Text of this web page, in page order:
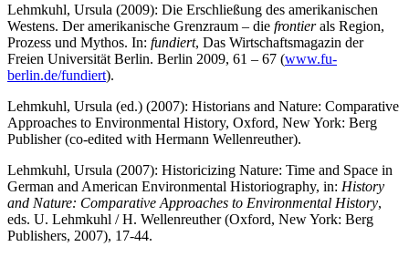
Lehmkuhl, Ursula (2009): Die Erschließung des amerikanischen
Westens. Der amerikanische Grenzraum – die frontierals Region,
Prozess und Mythos. In: fundiert, Das Wirtschaftsmagazin der
Freien Universität Berlin. Berlin 2009, 61 – 67 (www.fu-
berlin.de/fundiert).
Lehmkuhl, Ursula (ed.) (2007): Historians and Nature: Comparative
Approaches to Environmental History, Oxford, New York: Berg
Publisher (co-edited with Hermann Wellenreuther).
Lehmkuhl, Ursula (2007): Historicizing Nature: Time and Space in
German and American Environmental Historiography, in: History
and Nature: Comparative Approaches to Environmental History,
eds. U. Lehmkuhl / H. Wellenreuther (Oxford, New York: Berg
Publishers, 2007), 17-44.